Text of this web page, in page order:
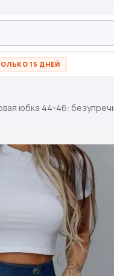
15 ДНЕЙ
юбка 44-46: